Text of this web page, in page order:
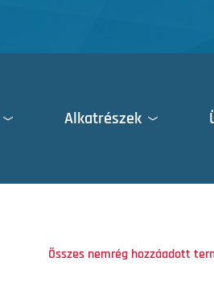
Alkatrészek
Összes nemrég hozzáadott